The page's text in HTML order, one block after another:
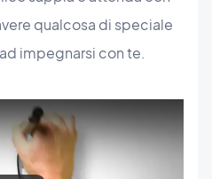
qualcosa di speciale
impegnarsi con te.